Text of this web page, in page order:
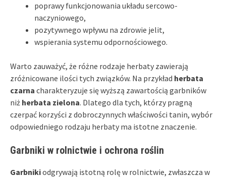
poprawy funkcjonowania układu sercowo-
naczyniowego,
pozytywnego wpływu na zdrowie jelit,
wspierania systemu odpornościowego.
Warto zauważyć, że różne rodzaje herbaty zawierają
zróżnicowane ilości tych związków. Na przykład herbata
czarna charakteryzuje się wyższą zawartością garbników
niż herbata zielona. Dlatego dla tych, którzy pragną
czerpać korzyści z dobroczynnych właściwości tanin, wybór
odpowiedniego rodzaju herbaty ma istotne znaczenie.
Garbniki w rolnictwie i ochrona roślin
Garbnikiodgrywają istotną rolę w rolnictwie, zwłaszcza w